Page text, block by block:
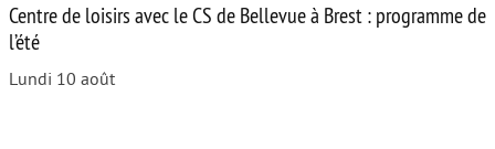
Centre de loisirs avec le CS de Bellevue à Brest : programme de
l’été
Lundi 10 août